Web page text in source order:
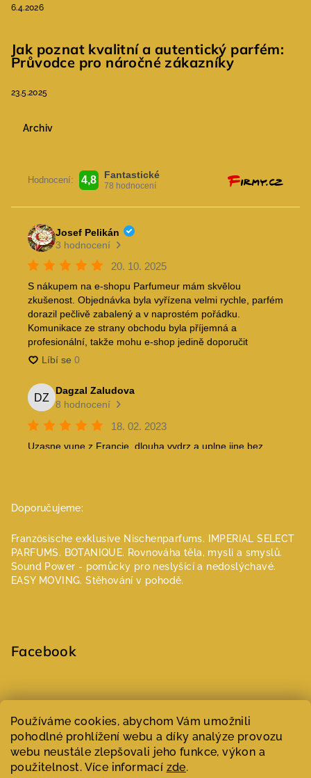
Používáme cookies, abychom Vám umožnili
pohodlné prohlížení webu a díky analýze provozu
webu neustále zlepšovali jeho funkce, výkon a
použitelnost. Více informací zde.
6.4.2026
Jak poznat kvalitní a autentický parfém:
Průvodce pro náročné zákazníky
23.5.2025
Archiv
Doporučujeme:
Französische exklusive Nischenparfums.
IMPERIAL SELECT
PARFUMS. BOTANIQUE. Rovnováha těla, mysli a smyslů.
Sound Power - pomůcky pro neslyšící a nedoslýchavé.
EASY MOVING. Stěhování v pohodě.
Facebook
Copyright 2026Parfumeur | Niche parfémy . Všechna práva
vyhrazena.Upravit nastavení cookies